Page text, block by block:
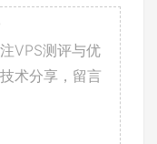
VPS测评与优
术分享，留言